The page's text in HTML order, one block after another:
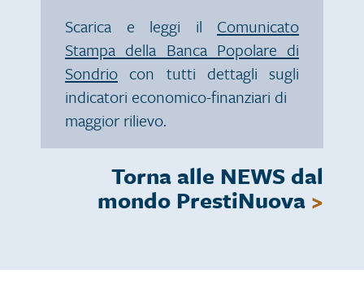
Scarica e leggi il Comunicato
Stampa della Banca Popolare di
Sondrio con tutti dettagli sugli
indicatori economico-finanziari di
maggior rilievo.
Torna alle NEWS dal
mondo PrestiNuova >